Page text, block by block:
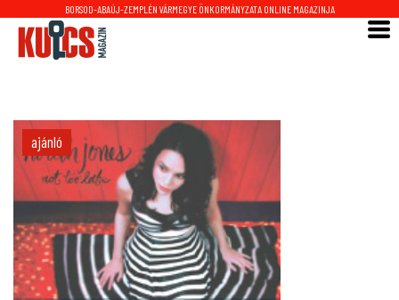
BORSOD-ABAÚJ-ZEMPLÉN VÁRMEGYE ÖNKORMÁNYZATA ONLINE MAGAZINJA
ajánló